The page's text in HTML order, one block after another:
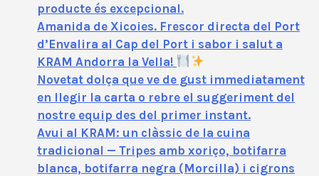
producte és excepcional.
Amanida de Xicoies. Frescor directa del Port
d’Envalira al Cap del Port i sabor i salut a
KRAM Andorra la Vella!
Novetat dolça que ve de gust immediatament
en llegir la carta o rebre el suggeriment del
nostre equip des del primer instant.
Avui al KRAM: un clàssic de la cuina
tradicional — Tripes amb xoriço, botifarra
blanca, botifarra negra (Morcilla) i cigrons